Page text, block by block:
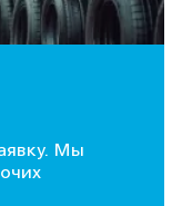
Мы